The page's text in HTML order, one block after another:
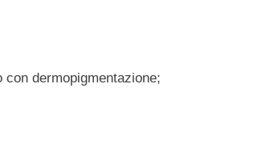
dermopigmentazione;